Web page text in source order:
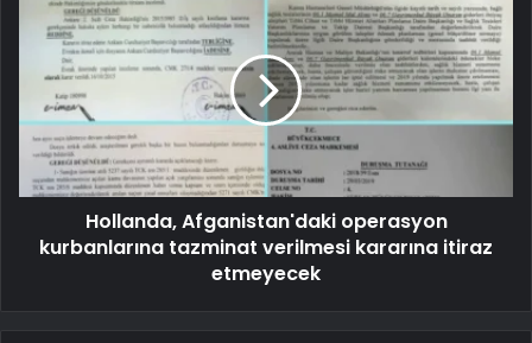
Hollanda, Afganistan'daki operasyon
kurbanlarına tazminat verilmesi kararına itiraz
etmeyecek